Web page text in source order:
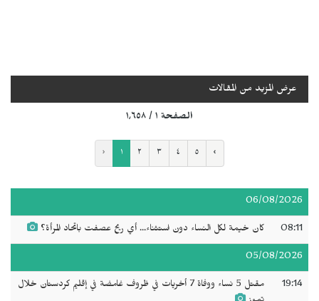
عرض المزيد من المقالات
الصفحة ١ / ١٬٦٥٨
‹ ١ ٢ ٣ ٤ ٥ ›
06/08/2026
08:11 كان خيمة لكل النساء دون استثناء... أي ريح عصفت باتحاد المرأة؟
05/08/2026
19:14
مقتل 5 نساء ووفاة 7 أخريات في ظروف غامضة في إقليم كردستان خلال